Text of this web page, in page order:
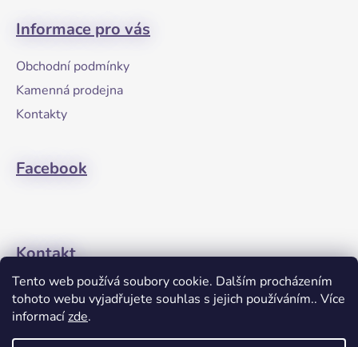
Tento web používá soubory cookie. Dalším procházením
tohoto webu vyjadřujete souhlas s jejich používáním.. Více
informacízde.
Informace pro vás
Obchodní podmínky
Kamenná prodejna
Kontakty
Facebook
Kontakt
+420608274762